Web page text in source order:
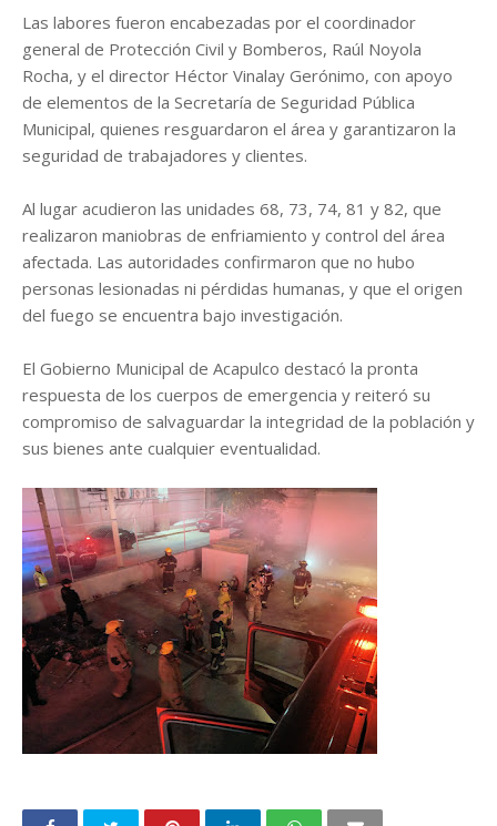
Las labores fueron encabezadas por el coordinador
general de Protección Civil y Bomberos, Raúl Noyola
Rocha, y el director Héctor Vinalay Gerónimo, con apoyo
de elementos de la Secretaría de Seguridad Pública
Municipal, quienes resguardaron el área y garantizaron la
seguridad de trabajadores y clientes.
Al lugar acudieron las unidades 68, 73, 74, 81 y 82, que
realizaron maniobras de enfriamiento y control del área
afectada. Las autoridades confirmaron que no hubo
personas lesionadas ni pérdidas humanas, y que el origen
del fuego se encuentra bajo investigación.
El Gobierno Municipal de Acapulco destacó la pronta
respuesta de los cuerpos de emergencia y reiteró su
compromiso de salvaguardar la integridad de la población y
sus bienes ante cualquier eventualidad.